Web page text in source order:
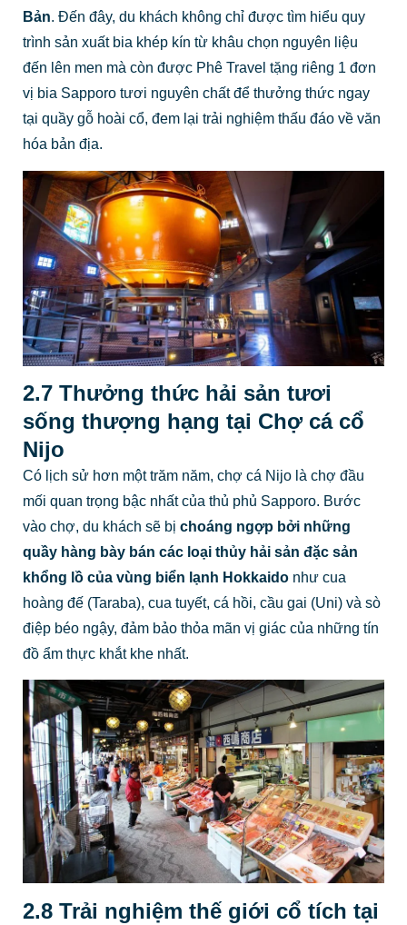
Bản. Đến đây, du khách không chỉ được tìm hiểu quy
trình sản xuất bia khép kín từ khâu chọn nguyên liệu
đến lên men mà còn được Phê Travel tặng riêng 1 đơn
vị bia Sapporo tươi nguyên chất để thưởng thức ngay
tại quầy gỗ hoài cổ, đem lại trải nghiệm thấu đáo về văn
hóa bản địa.
2.7 Thưởng thức hải sản tươi
sống thượng hạng tại Chợ cá cổ
Nijo
Có lịch sử hơn một trăm năm, chợ cá Nijo là chợ đầu
mối quan trọng bậc nhất của thủ phủ Sapporo. Bước
vào chợ, du khách sẽ bị choáng ngợp bởi những
quầy hàng bày bán các loại thủy hải sản đặc sản
khổng lồ của vùng biển lạnh Hokkaidonhư cua
hoàng đế (Taraba), cua tuyết, cá hồi, cầu gai (Uni) và sò
điệp béo ngậy, đảm bảo thỏa mãn vị giác của những tín
đồ ẩm thực khắt khe nhất.
2.8 Trải nghiệm thế giới cổ tích tại